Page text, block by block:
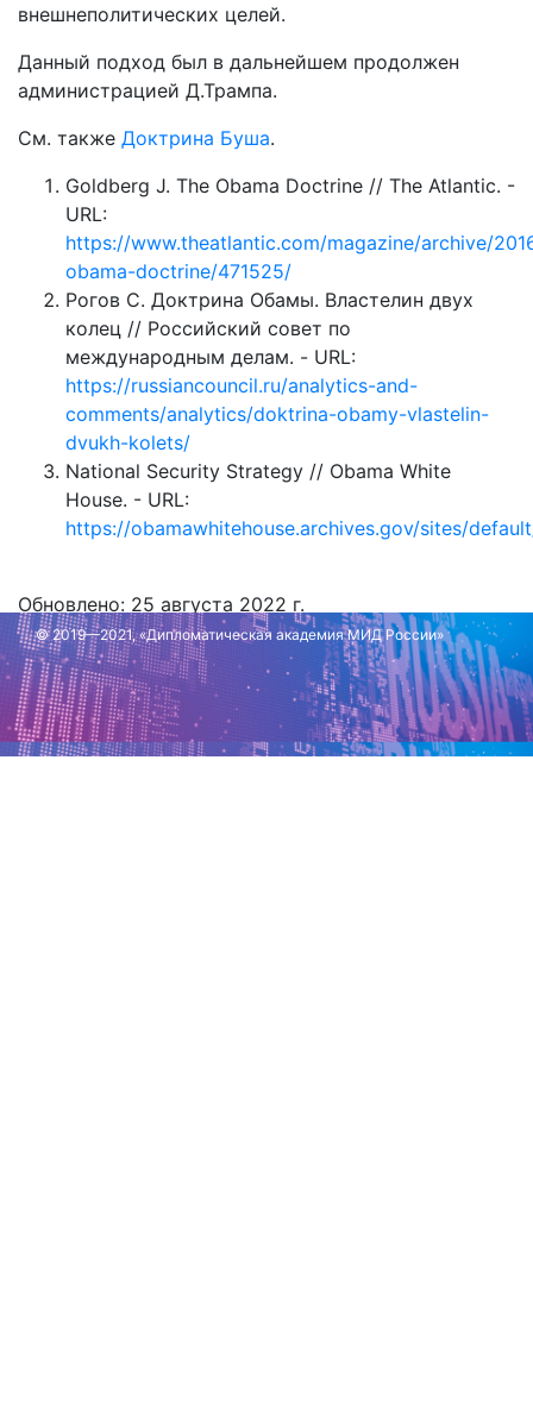
внешнеполитических целей.
Данный подход был в дальнейшем продолжен
администрацией Д.Трампа.
См. также Доктрина Буша.
Goldberg J. The Obama Doctrine // The Atlantic. -
URL:
https://www.theatlantic.com/magazine/archive/
obama-doctrine/471525/
Рогов С. Доктрина Обамы. Властелин двух
колец // Российский совет по
международным делам. - URL:
https://russiancouncil.ru/analytics-and-
comments/analytics/doktrina-obamy-vlastelin-
dvukh-kolets/
National Security Strategy // Obama White
House. - URL:
https://obamawhitehouse.archives.gov/sites/
Обновлено: 25 августа 2022 г.
© 2019—2021, «Дипломатическая академия МИД России»